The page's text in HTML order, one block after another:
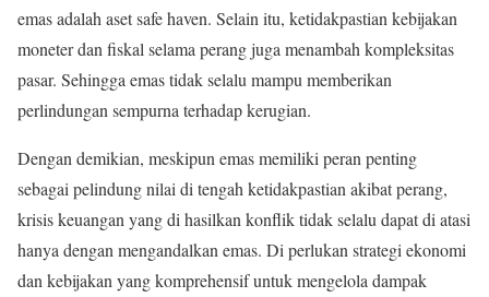
emas adalah aset safe haven. Selain itu, ketidakpastian kebijakan
moneter dan fiskal selama perang juga menambah kompleksitas
pasar. Sehingga emas tidak selalu mampu memberikan
perlindungan sempurna terhadap kerugian.
Dengan demikian, meskipun emas memiliki peran penting
sebagai pelindung nilai di tengah ketidakpastian akibat perang,
krisis keuangan yang di hasilkan konflik tidak selalu dapat di atasi
hanya dengan mengandalkan emas. Di perlukan strategi ekonomi
dan kebijakan yang komprehensif untuk mengelola dampak